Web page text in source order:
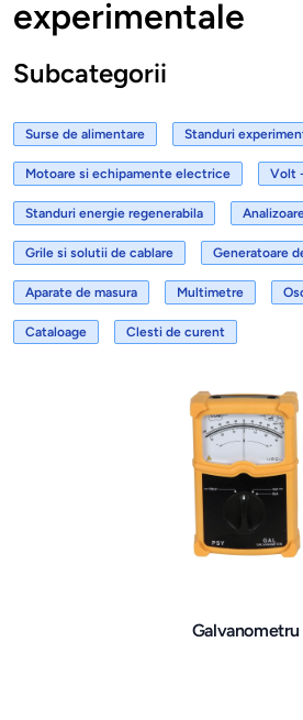
experimentale
Subcategorii
Surse de alimentare Standuri
Motoare si echipamente electrice Volt
Standuri energie regenerabila
Grile si solutii de cablare Generatoare
Aparate de masura Multimetre
Cataloage Clesti de curent
Galvanometru